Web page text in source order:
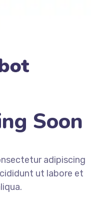
Soon
adipiscing
ut labore et